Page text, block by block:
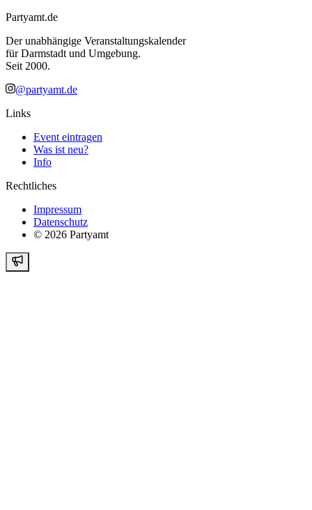
Partyamt.de
Der unabhängige Veranstaltungskalender
für Darmstadt und Umgebung.
Seit 2000.
@partyamt.de
Links
Event eintragen
Was ist neu?
Info
Rechtliches
Impressum
Datenschutz
© 2026 Partyamt